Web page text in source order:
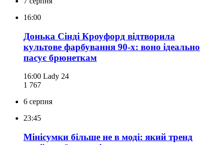
16:00
Донька Сінді Кроуфорд відтворила
культове фарбування 90-х: воно ідеально
пасує брюнеткам
16:00 Lady 24
1 767
6 серпня
23:45
Мінісумки більше не в моді: який тренд